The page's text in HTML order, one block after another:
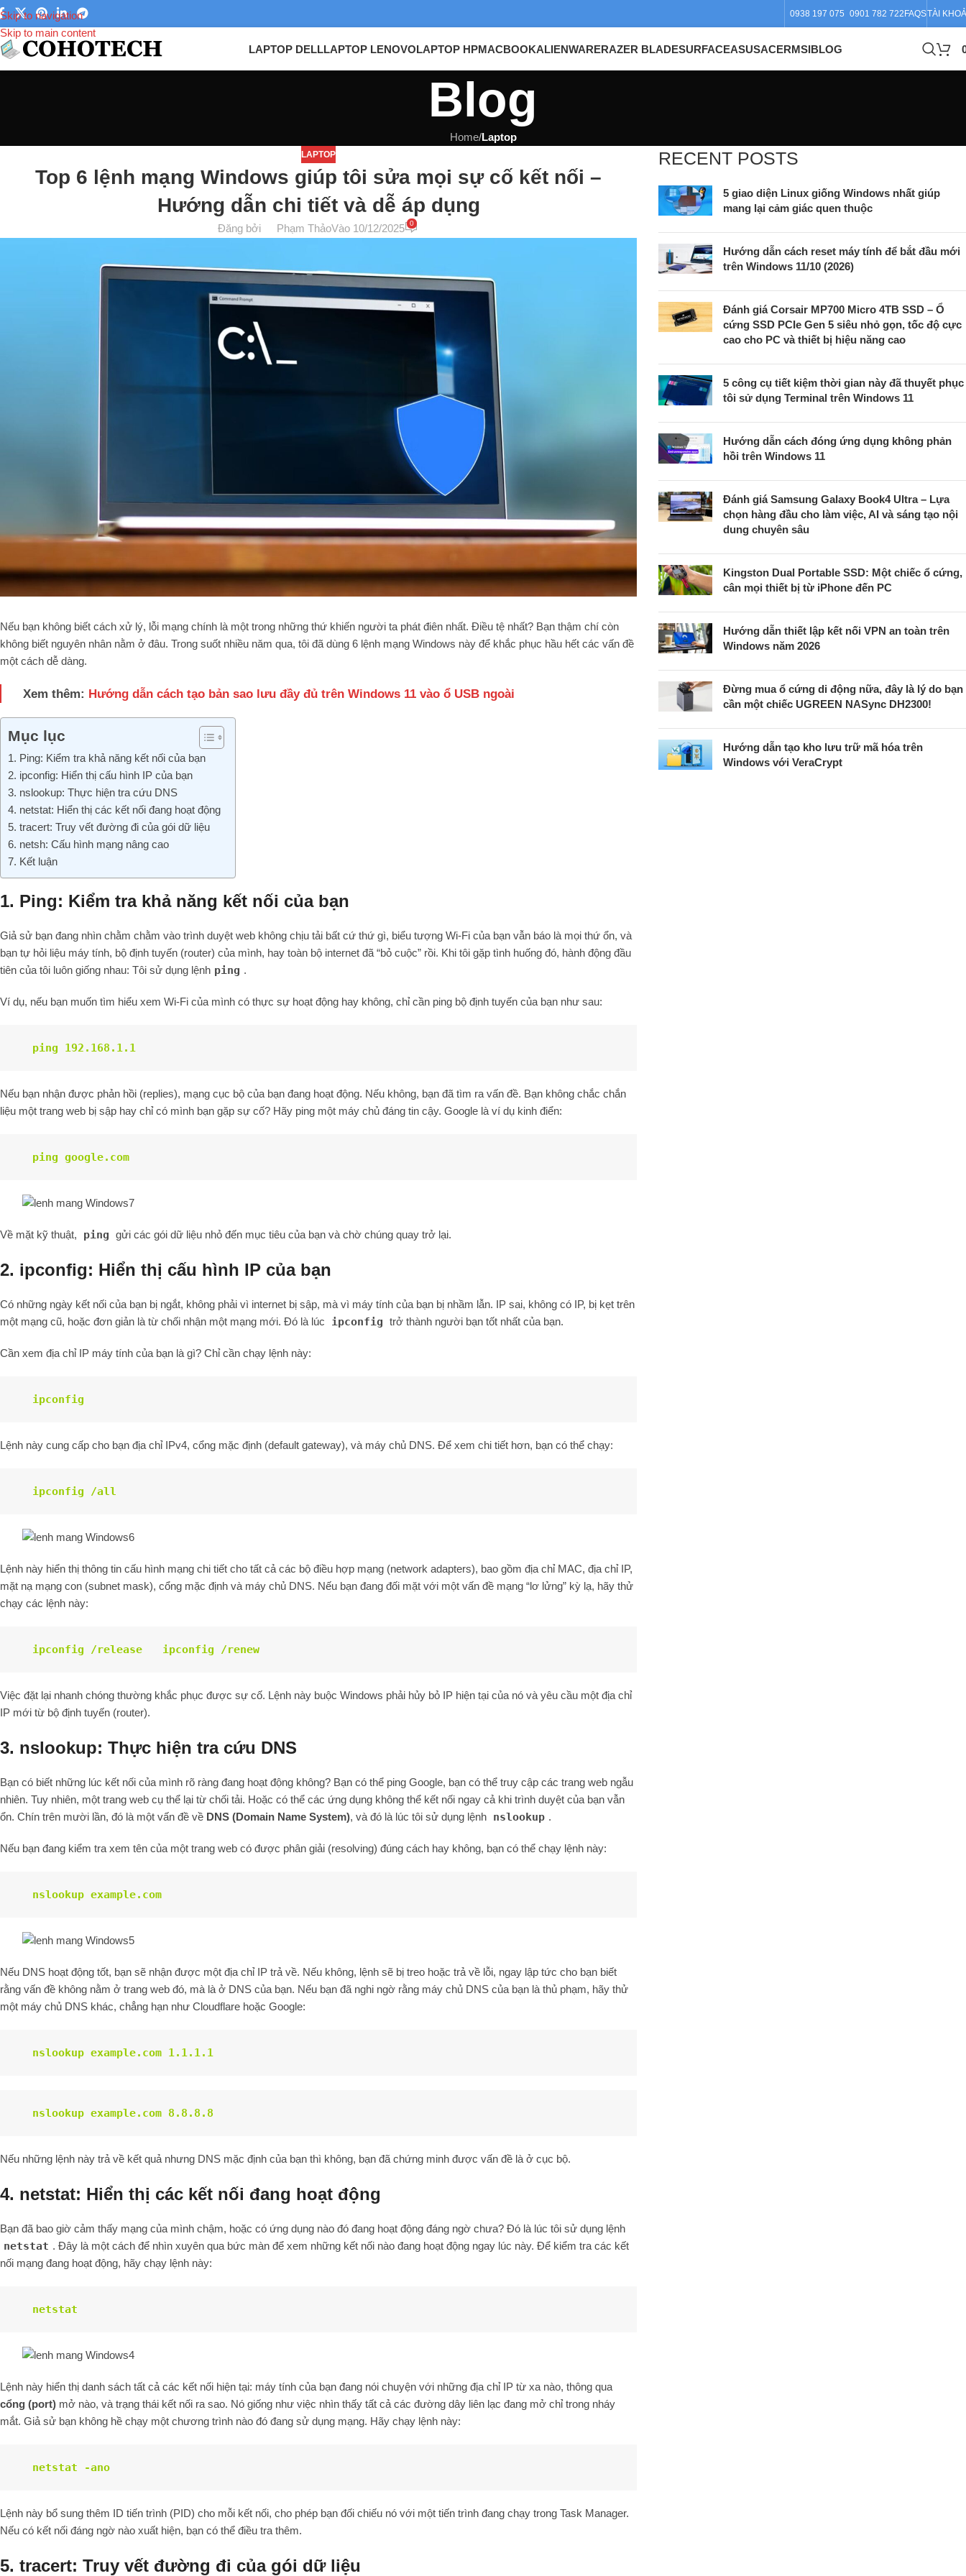
Skip to navigation
Skip to main content
0938 197 075 0901 782 722 FAQSTÀI
LAPTOP DELLLAPTOP LENOVOLAPTOP HPMACBOOKALIENWARERAZER BLADESURFACEASUSACERMSIBLOG
Blog
Home/Laptop
LAPTOP
Top 6 lệnh mạng Windows giúp tôi sửa mọi sự cố kết nối –
Hướng dẫn chi tiết và dễ áp dụng
Đăng bởi Phạm ThảoVào 10/12/2025 0
Nếu bạn không biết cách xử lý, lỗi mạng chính là một trong những thứ khiến người ta phát điên nhất. Điều tệ nhất? Bạn thậm chí còn
không biết nguyên nhân nằm ở đâu. Trong suốt nhiều năm qua, tôi đã dùng 6 lệnh mạng Windows này để khắc phục hầu hết các vấn đề
một cách dễ dàng.
Xem thêm: Hướng dẫn cách tạo bản sao lưu đầy đủ trên Windows 11 vào ổ USB ngoài
Mục lục
1. Ping: Kiểm tra khả năng kết nối của bạn
2. ipconfig: Hiển thị cấu hình IP của bạn
3. nslookup: Thực hiện tra cứu DNS
4. netstat: Hiển thị các kết nối đang hoạt động
5. tracert: Truy vết đường đi của gói dữ liệu
6. netsh: Cấu hình mạng nâng cao
7. Kết luận
1. Ping: Kiểm tra khả năng kết nối của bạn
Giả sử bạn đang nhìn chằm chằm vào trình duyệt web không chịu tải bất cứ thứ gì, biểu tượng Wi-Fi của bạn vẫn báo là mọi thứ ổn, và
bạn tự hỏi liệu máy tính, bộ định tuyến (router) của mình, hay toàn bộ internet đã “bỏ cuộc” rồi. Khi tôi gặp tình huống đó, hành động đầu
tiên của tôi luôn giống nhau: Tôi sử dụng lệnh ping .
Ví dụ, nếu bạn muốn tìm hiểu xem Wi-Fi của mình có thực sự hoạt động hay không, chỉ cần ping bộ định tuyến của bạn như sau:
ping 192.168.1.1
Nếu bạn nhận được phản hồi (replies), mạng cục bộ của bạn đang hoạt động. Nếu không, bạn đã tìm ra vấn đề. Bạn không chắc chắn
liệu một trang web bị sập hay chỉ có mình bạn gặp sự cố? Hãy ping một máy chủ đáng tin cậy. Google là ví dụ kinh điển:
ping google.com
Về mặt kỹ thuật, ping gửi các gói dữ liệu nhỏ đến mục tiêu của bạn và chờ chúng quay trở lại.
2. ipconfig: Hiển thị cấu hình IP của bạn
Có những ngày kết nối của bạn bị ngắt, không phải vì internet bị sập, mà vì máy tính của bạn bị nhầm lẫn. IP sai, không có IP, bị kẹt trên
một mạng cũ, hoặc đơn giản là từ chối nhận một mạng mới. Đó là lúc
ipconfig trở thành người bạn tốt nhất của bạn.
Cần xem địa chỉ IP máy tính của bạn là gì? Chỉ cần chạy lệnh này:
ipconfig
Lệnh này cung cấp cho bạn địa chỉ IPv4, cổng mặc định (default gateway), và máy chủ DNS. Để xem chi tiết hơn, bạn có thể chạy:
ipconfig /all
Lệnh này hiển thị thông tin cấu hình mạng chi tiết cho tất cả các bộ điều hợp mạng (network adapters), bao gồm địa chỉ MAC, địa chỉ IP,
mặt nạ mạng con (subnet mask), cổng mặc định và máy chủ DNS. Nếu bạn đang đối mặt với một vấn đề mạng “lơ lửng” kỳ lạ, hãy thử
chạy các lệnh này:
ipconfig /release ipconfig /renew
Việc đặt lại nhanh chóng thường khắc phục được sự cố. Lệnh này buộc Windows phải hủy bỏ IP hiện tại của nó và yêu cầu một địa chỉ
IP mới từ bộ định tuyến (router).
3. nslookup: Thực hiện tra cứu DNS
Bạn có biết những lúc kết nối của mình rõ ràng đang hoạt động không? Bạn có thể ping Google, bạn có thể truy cập các trang web ngẫu
nhiên. Tuy nhiên, một trang web cụ thể lại từ chối tải. Hoặc có thể các ứng dụng không thể kết nối ngay cả khi trình duyệt của bạn vẫn
ổn. Chín trên mười lần, đó là một vấn đề về DNS (Domain Name System), và đó là lúc tôi sử dụng lệnh nslookup .
Nếu bạn đang kiểm tra xem tên của một trang web có được phân giải (resolving) đúng cách hay không, bạn có thể chạy lệnh này:
nslookup example.com
Nếu DNS hoạt động tốt, bạn sẽ nhận được một địa chỉ IP trả về. Nếu không, lệnh sẽ bị treo hoặc trả về lỗi, ngay lập tức cho bạn biết
rằng vấn đề không nằm ở trang web đó, mà là ở DNS của bạn. Nếu bạn đã nghi ngờ rằng máy chủ DNS của bạn là thủ phạm, hãy thử
một máy chủ DNS khác, chẳng hạn như Cloudflare hoặc Google:
nslookup example.com 1.1.1.1
nslookup example.com 8.8.8.8
Nếu những lệnh này trả về kết quả nhưng DNS mặc định của bạn thì không, bạn đã chứng minh được vấn đề là ở cục bộ.
4. netstat: Hiển thị các kết nối đang hoạt động
Bạn đã bao giờ cảm thấy mạng của mình chậm, hoặc có ứng dụng nào đó đang hoạt động đáng ngờ chưa? Đó là lúc tôi sử dụng lệnh
netstat . Đây là một cách để nhìn xuyên qua bức màn để xem những kết nối nào đang hoạt động ngay lúc này. Để kiểm tra các kết
nối mạng đang hoạt động, hãy chạy lệnh này:
netstat
Lệnh này hiển thị danh sách tất cả các kết nối hiện tại: máy tính của bạn đang nói chuyện với những địa chỉ IP từ xa nào, thông qua
cổng (port) mở nào, và trạng thái kết nối ra sao. Nó giống như việc nhìn thấy tất cả các đường dây liên lạc đang mở chỉ trong nháy
mắt. Giả sử bạn không hề chạy một chương trình nào đó đang sử dụng mạng. Hãy chạy lệnh này:
netstat -ano
Lệnh này bổ sung thêm ID tiến trình (PID) cho mỗi kết nối, cho phép bạn đối chiếu nó với một tiến trình đang chạy trong Task Manager.
Nếu có kết nối đáng ngờ nào xuất hiện, bạn có thể điều tra thêm.
5. tracert: Truy vết đường đi của gói dữ liệu
RECENT POSTS
5 giao diện Linux giống Windows nhất giúp
mang lại cảm giác quen thuộc
Hướng dẫn cách reset máy tính để bắt đầu mới
trên Windows 11/10 (2026)
Đánh giá Corsair MP700 Micro 4TB SSD – Ổ
cứng SSD PCIe Gen 5 siêu nhỏ gọn, tốc độ cực
cao cho PC và thiết bị hiệu năng cao
5 công cụ tiết kiệm thời gian này đã thuyết phục
tôi sử dụng Terminal trên Windows 11
Hướng dẫn cách đóng ứng dụng không phản
hồi trên Windows 11
Đánh giá Samsung Galaxy Book4 Ultra – Lựa
chọn hàng đầu cho làm việc, AI và sáng tạo nội
dung chuyên sâu
Kingston Dual Portable SSD: Một chiếc ổ cứng,
cân mọi thiết bị từ iPhone đến PC
Hướng dẫn thiết lập kết nối VPN an toàn trên
Windows năm 2026
Đừng mua ổ cứng di động nữa, đây là lý do bạn
cần một chiếc UGREEN NASync DH2300!
Hướng dẫn tạo kho lưu trữ mã hóa trên
Windows với VeraCrypt